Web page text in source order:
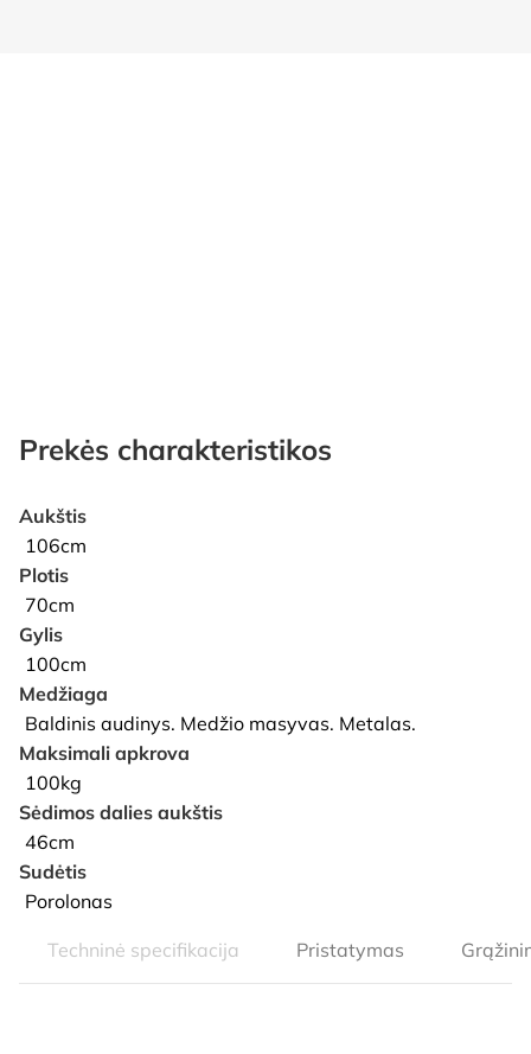
Prekės charakteristikos
Aukštis
106cm
Plotis
70cm
Gylis
100cm
Medžiaga
Baldinis audinys. Medžio masyvas. Metalas.
Maksimali apkrova
100kg
Sėdimos dalies aukštis
46cm
Sudėtis
Porolonas
Techninė specifikacija Pristatymas